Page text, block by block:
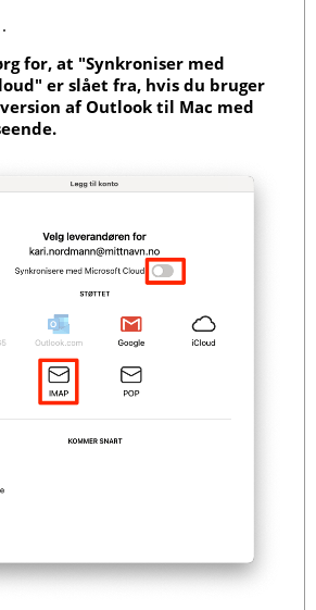
.
for, at "Synkroniser med
er slået fra, hvis du bruger
af Outlook til Mac med